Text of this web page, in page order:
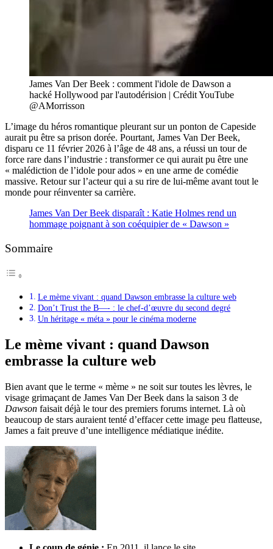
James Van Der Beek : comment l'idole de Dawson a
hacké Hollywood par l'autodérision | Crédit YouTube
@AMorrisson
L’image du héros romantique pleurant sur un ponton de Capeside
aurait pu être sa prison dorée. Pourtant, James Van Der Beek,
disparu ce 11 février 2026 à l’âge de 48 ans, a réussi un tour de
force rare dans l’industrie : transformer ce qui aurait pu être une
« malédiction de l’idole pour ados » en une arme de comédie
massive. Retour sur l’acteur qui a su rire de lui-même avant tout le
monde pour réinventer sa carrière.
James Van Der Beek disparaît : Katie Holmes rend un
hommage poignant à son coéquipier de « Dawson »
Sommaire
Le mème vivant : quand Dawson embrasse la culture web
Don’t Trust the B—- : le chef-d’œuvre du second degré
Un héritage « méta » pour le cinéma moderne
Le mème vivant : quand Dawson
embrasse la culture web
Bien avant que le terme « mème » ne soit sur toutes les lèvres, le
visage grimaçant de James Van Der Beek dans la saison 3 de
Dawson faisait déjà le tour des premiers forums internet. Là où
beaucoup de stars auraient tenté d’effacer cette image peu flatteuse,
James a fait preuve d’une intelligence médiatique inédite.